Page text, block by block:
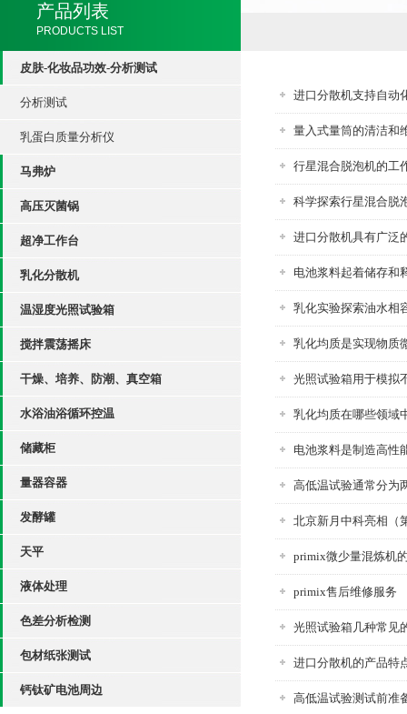
产品列表
PRODUCTS LIST
皮肤-化妆品功效-分析测试
分析测试
乳蛋白质量分析仪
马弗炉
高压灭菌锅
超净工作台
乳化分散机
温湿度光照试验箱
搅拌震荡摇床
干燥、培养、防潮、真空箱
水浴油浴循环控温
储藏柜
量器容器
发酵罐
天平
液体处理
色差分析检测
包材纸张测试
钙钛矿电池周边
进口分散机支持自动
量入式量筒的清洁和
行星混合脱泡机的工
科学探索行星混合脱
进口分散机具有广泛
电池浆料起着储存和
乳化实验探索油水相
乳化均质是实现物质
光照试验箱用于模拟
乳化均质在哪些领域
电池浆料是制造高性
高低温试验通常分为
北京新月中科亮相（
primix微少量混炼机
primix售后维修服务
光照试验箱几种常见
进口分散机的产品特
高低温试验测试前准